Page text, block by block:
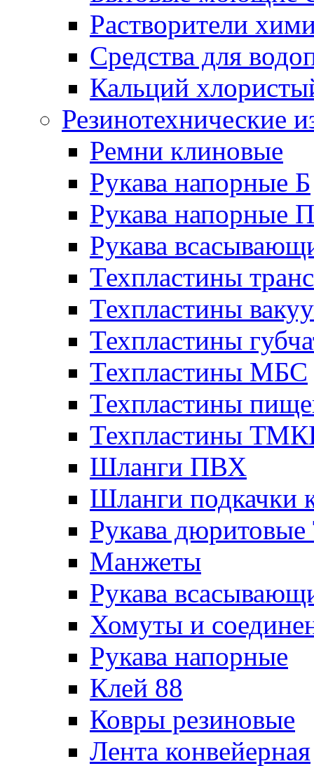
Растворители
Средства для
Кальций
Резинотехнические
Ремни клиновые
Рукава напорные Б
Рукава напорные П
Рукава
Техпластины
Техпластины
Техпластины
Техпластины МБС
Техпластины
Техпластины
Шланги ПВХ
Шланги подкачки
Рукава
Манжеты
Рукава
Хомуты и
Рукава напорные
Клей 88
Ковры резиновые
Лента конвейерная